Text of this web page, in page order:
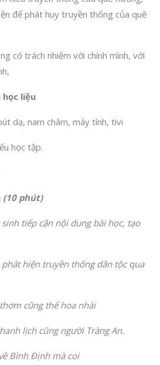
để phát huy truyền thống của quê
có trách nhiệm với chính mình, với
liệu
dạ, nam châm, máy tính, tivi
học tập.
(10 phút)
sinhtiếp cận nội dung bài học, tạo
phát hiện truyền thống dân tộc qua
cũng thể hoa nhài
lịch cũng người Tràng An.
Bình Định mà coi